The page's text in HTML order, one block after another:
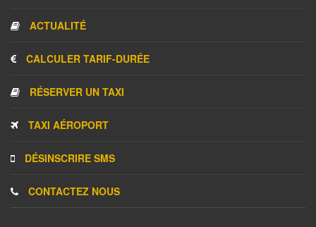
ACTUALITÉ
CALCULER TARIF-DURÉE
RÉSERVER UN TAXI
TAXI AÉROPORT
DÉSINSCRIRE SMS
CONTACTEZ NOUS